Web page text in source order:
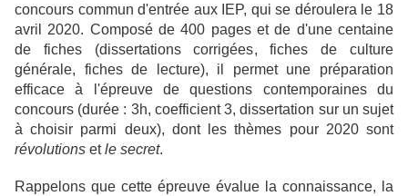
concours commun d'entrée aux IEP, qui se déroulera le 18
avril 2020. Composé de 400 pages et de d'une centaine
de fiches (dissertations corrigées, fiches de culture
générale, fiches de lecture), il permet une préparation
efficace à l'épreuve de questions contemporaines du
concours (durée : 3h, coefficient 3, dissertation sur un sujet
à choisir parmi deux), dont les thèmes pour 2020 sont
révolutions etle secret.
Rappelons que cette épreuve évalue la connaissance, la